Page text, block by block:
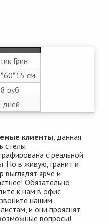
Грин
см
руб.
дней
клиенты , данная
стелы
с реальной
Но в живую, гранит и
выглядят ярче и
Обязательно
к нам в офис
нашим
и они прояснят
вопросы!